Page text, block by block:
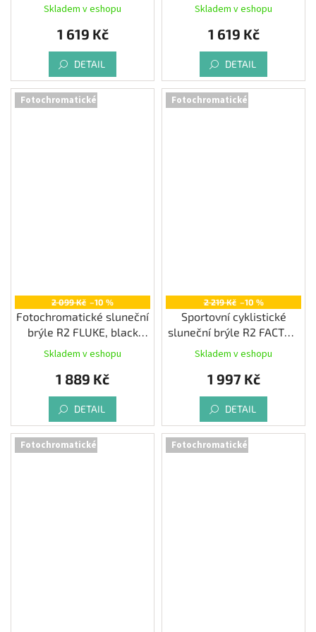
Skladem v eshopu
1 619 Kč
DETAIL
Skladem v eshopu
1 619 Kč
DETAIL
Fotochromatické
2 099 Kč –10 %
Fotochromatické sluneční
brýle R2 FLUKE, black
Skladem v eshopu
1 889 Kč
DETAIL
Fotochromatické
2 219 Kč –10 %
Sportovní cyklistické
sluneční brýle R2 FACTOR
fotochromatické
Skladem v eshopu
1 997 Kč
DETAIL
Fotochromatické Fotochromatické